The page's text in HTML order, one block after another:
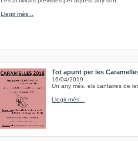
Llegir més...
Tot apunt per les
16/04/2019
Un any més, els cantaires de
Llegir més...